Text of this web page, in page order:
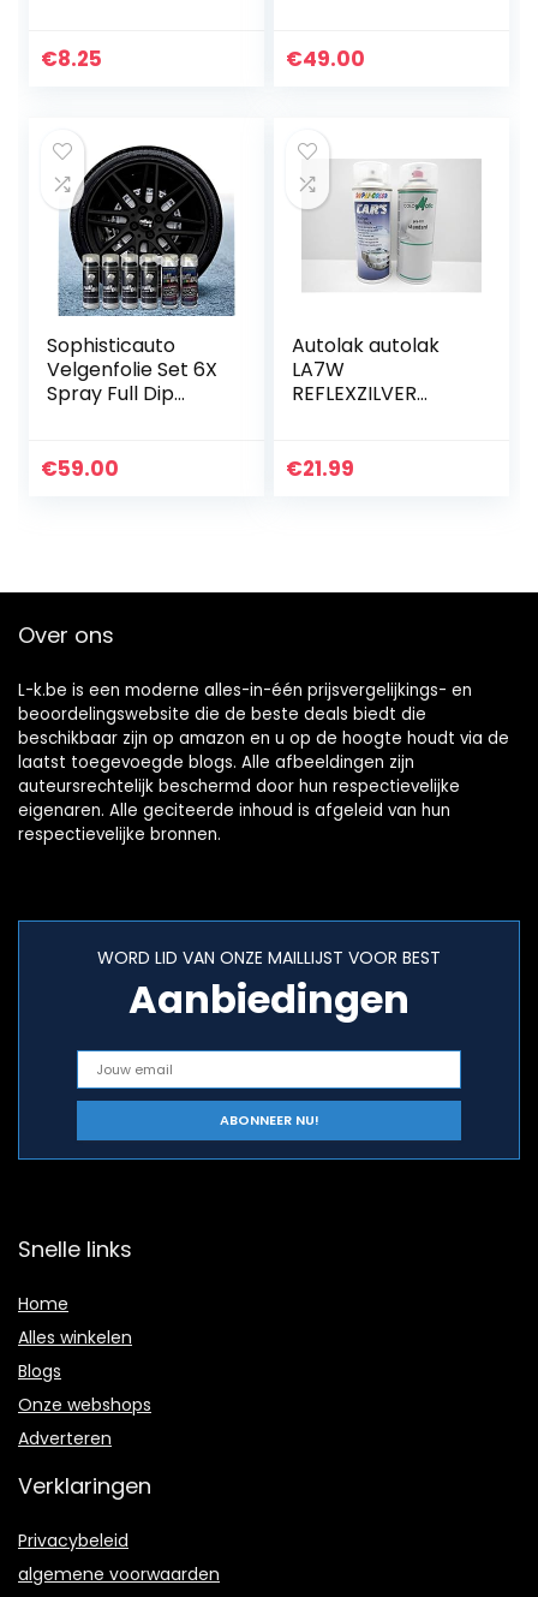
€8.25
spuitbus 400ML
€49.00
Sophisticauto
Velgenfolie Set 6X
Spray Full Dip
€59.00
Autolak autolak
LA7W
REFLEXZILVER
SPRAYDOSE (2)
€21.99
Over ons
L-k.be is een moderne alles-in-één prijsvergelijkings- en
beoordelingswebsite die de beste deals biedt die
beschikbaar zijn op amazon en u op de hoogte houdt via de
laatst toegevoegde blogs. Alle afbeeldingen zijn
auteursrechtelijk beschermd door hun respectievelijke
eigenaren. Alle geciteerde inhoud is afgeleid van hun
respectievelijke bronnen.
WORD LID VAN ONZE MAILLIJST VOOR BEST
Aanbiedingen
Snelle links
Home
Alles winkelen
Blogs
Onze webshops
Adverteren
Verklaringen
Privacybeleid
algemene voorwaarden